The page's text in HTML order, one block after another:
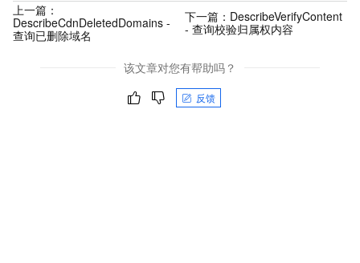
上一篇：
DescribeCdnDeletedDomains -
查询已删除域名
下一篇： DescribeVerifyContent
- 查询校验归属权内容
该文章对您有帮助吗？
反馈